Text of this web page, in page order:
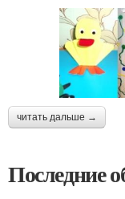
читать дальше →
Последние